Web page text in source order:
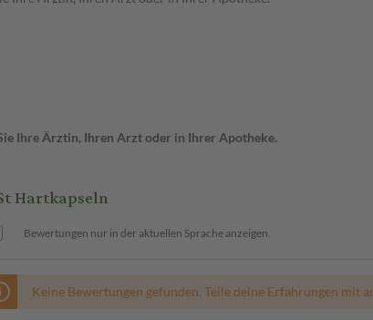
Ihre Ärztin, Ihren Arzt oder in Ihrer Apotheke.
Hartkapseln
Bewertungen nur in der aktuellen Sprache anzeigen.
Keine Bewertungen gefunden. Teile deine Erfahrungen mit